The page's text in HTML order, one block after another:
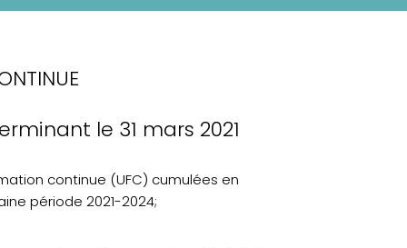
le 31 mars 2021
continue (UFC) cumulées en
période 2021-2024;